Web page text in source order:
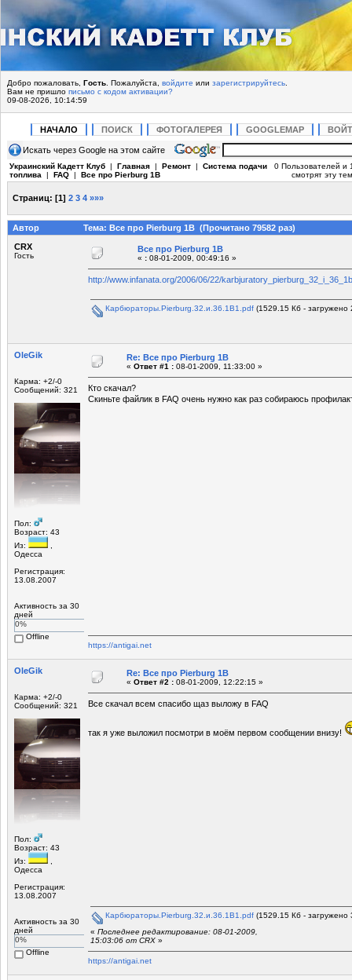
Добро пожаловать, Гость . Пожалуйста, войдите или зарегистрируйтесь
Вам не пришло письмо с кодом активации?
09-08-2026, 10:14:59
НАЧАЛО ПОИСК ФОТОГАЛЕРЕЯ GOOGLEMAP
Искать через Google на этом сайте
Украинский Кадетт Клуб | Главная | Ремонт | Система подачи
топлива | FAQ | Все про Pierburg 1B
0 Пользователей и
смотрят эту
Страниц: [1] 2 3 4 »»»
Автор
Тема: Все про Pierburg 1B (Прочитано 79582 раз)
CRX
Гость
Все про Pierburg 1B
« : 08-01-2009, 00:49:16 »
http://www.infanata.org/2006/06/22/
Карбюраторы.Pierburg.32.и.36.1B1.pdf (1529.15 Кб - загружено
OleGik
Карма: +2/-0
Сообщений: 321
Пол:
Возраст: 43
Из:
Одесса
Регистрация:
13.08.2007
Активность за 30
дней
0%
Offline
Re: Все про Pierburg 1B
« Ответ #1 : 08-01-2009, 11:33:00 »
Кто скачал?
Скиньте файлик в FAQ очень нужно как раз собираюсь
https://antigai.net
OleGik
Карма: +2/-0
Сообщений: 321
Пол:
Возраст: 43
Из:
Одесса
Регистрация:
13.08.2007
Активность за 30
дней
0%
Offline
Re: Все про Pierburg 1B
« Ответ #2 : 08-01-2009, 12:22:15 »
Все скачал всем спасибо щаз выложу в FAQ
так я уже выложил посмотри в моём первом сообщении внизу!
Карбюраторы.Pierburg.32.и.36.1B1.pdf (1529.15 Кб - загружено
« Последнее редактирование: 08-01-2009,
15:03:06 от CRX »
https://antigai.net